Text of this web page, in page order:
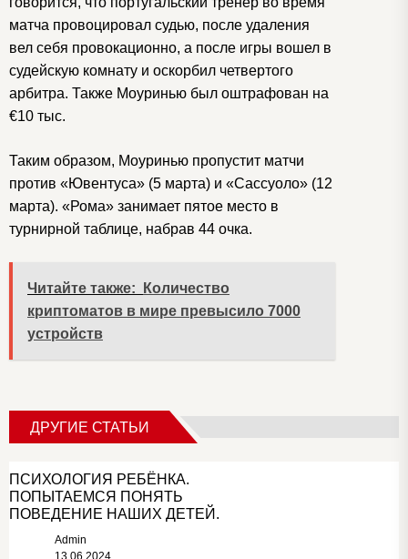
матча провоцировал судью, после удаления
вел себя провокационно, а после игры вошел в
судейскую комнату и оскорбил четвертого
арбитра. Также Моуринью был оштрафован на
€10 тыс.
Таким образом, Моуринью пропустит матчи
против «Ювентуса» (5 марта) и «Сассуоло» (12
марта). «Рома» занимает пятое место в
турнирной таблице, набрав 44 очка.
Читайте также:
Количество
криптоматов в мире превысило 7000
устройств
ДРУГИЕ СТАТЬИ
ПСИХОЛОГИЯ РЕБЁНКА.
ПОПЫТАЕМСЯ ПОНЯТЬ
ПОВЕДЕНИЕ НАШИХ ДЕТЕЙ.
Admin